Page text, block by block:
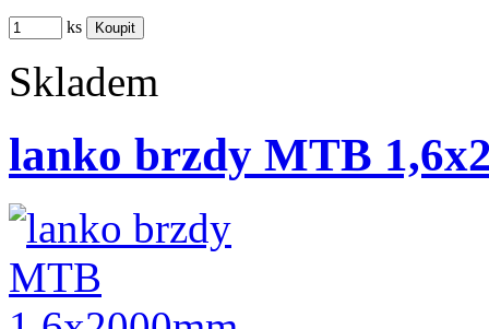
ks
Skladem
lanko brzdy MTB